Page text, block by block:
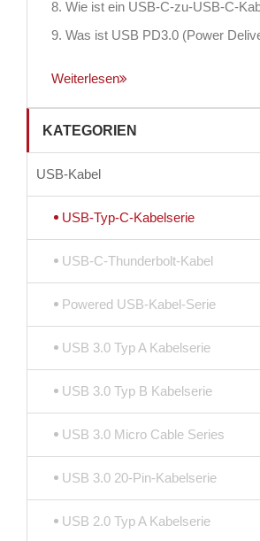
8. Wie ist ein USB-C-zu-USB-C-
9. Was ist USB PD3.0 (Power
Weiterlesen
KATEGORIEN
USB-Kabel
USB-Typ-C-Kabelserie
USB-C-Thunderbolt-Kabel
Powered USB-Kabel-Serie
USB 3.0 Typ A Kabelserie
USB 3.0 Typ B Kabelserie
USB 3.0 Micro Cable Series
USB 3.0 20-Pin-Kabelserie
USB 2.0 Typ A Kabelserie